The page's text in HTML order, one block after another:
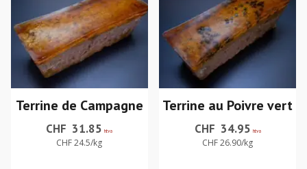
Terrine de Campagne
CHF 31.85 htva
CHF 24.5/kg
Terrine au Poivre vert
CHF 34.95 htva
CHF 26.90/kg